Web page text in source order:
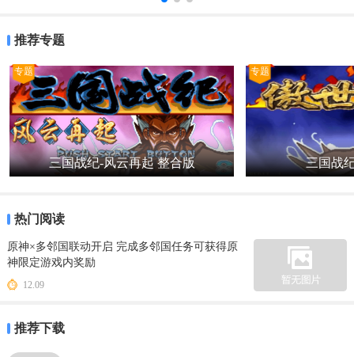
推荐专题
专题
三国战纪-风云再起 整合版
专题
三国战
热门阅读
原神×多邻国联动开启 完成多邻国任务可获得原
神限定游戏内奖励
12.09
推荐下载